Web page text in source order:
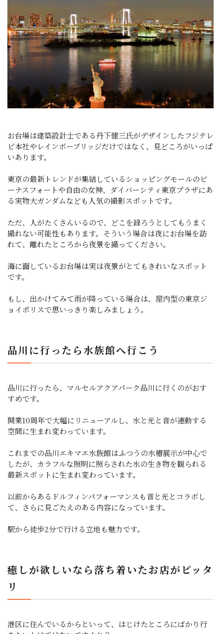
お台場は建築設計士である丹下健三氏がデザインしたフジテレ
ビ本社やレインボーブリッジだけではなく、見どころがいっぱ
いあります。
東京の最新トレンドが集結しているショッピングモールのビ
ーナスフォートや自由の女神、ダイバーシティ東京プラザにあ
る実物大ガンダムなども人気の撮影スポットです。
ただ、人がたくさんいるので、どこを録ろうとしてもうまく
撮れない可能性もあります。そういう場合は夜にお台場を訪
れて、離れたところから夜景を撮ってください。
海に面しているお台場は実は夜景がとてもきれいなスポット
です。
もし、出かけてみて雨が降っている場合は、屋内型の東京ジ
ョイポリスで思いっきり楽しみましょう。
品川に行ったら水族館へ行こう
品川に行ったら、マルセルアクアパーク品川に行くのがおす
すめです。
開業10周年で大幅にリニューアルし、水と光と音が連動する
空間に生まれ変わっています。
これまでの品川エキマエ水族館はふつうの水槽展示が中心で
したが、カラフルな照明に照らされた水の生き物を観られる
最新スポットに生まれ変わっています。
以前からあるドルフィンパフォーマンスも音と光とコラボし
て、さらに見ごたえのある内容になっています。
駅から徒歩2分で行ける立地も魅力です。
癒しが欲しいなら落ち着いたお店がピッタ
リ
港区に住んでいるからといって、はじけたところにばかり行